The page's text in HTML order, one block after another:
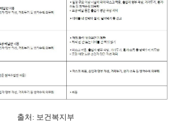
출처: 보건복지부